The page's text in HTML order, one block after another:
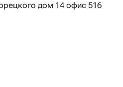
дом 14 офис 516